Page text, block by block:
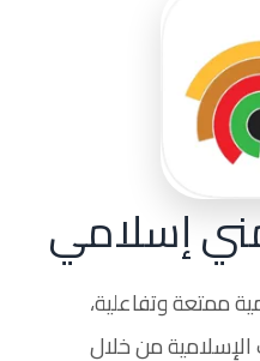
إسلامي
ممتعة وتفاعلية،
من خلال